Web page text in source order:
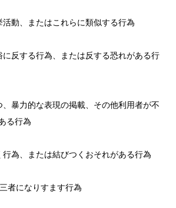
活動、またはこれらに類似する行為
に反する行為、または反する恐れがある行
、暴力的な表現の掲載、その他利用者が不
る行為
行為、または結びつくおそれがある行為
者になりすます行為